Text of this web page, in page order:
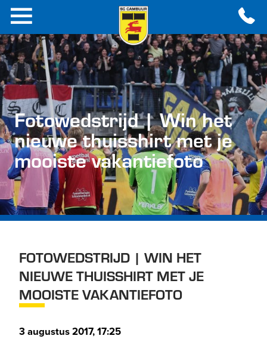
Fotowedstrijd | Win het
nieuwe thuisshirt met je
mooiste vakantiefoto
FOTOWEDSTRIJD | WIN HET
NIEUWE THUISSHIRT MET JE
MOOISTE VAKANTIEFOTO
3 augustus 2017, 17:25